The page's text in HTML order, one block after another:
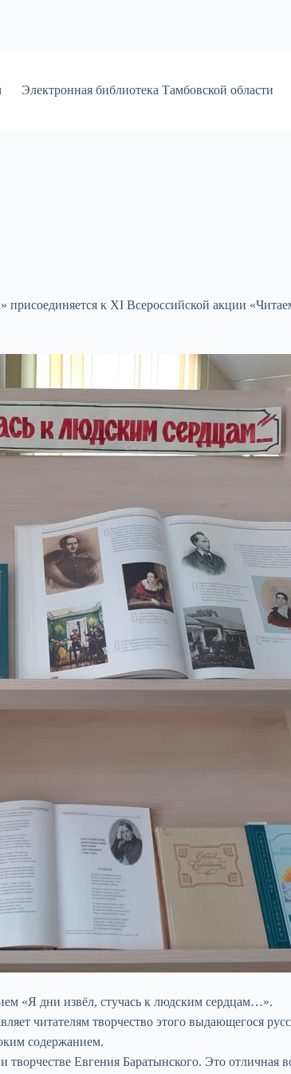
Электронная библиотека Тамбовской области
к XI Всероссийской акции
«Я дни извёл, стучась к людским сердцам…».
читателям творчество этого выдающегося
содержанием.
Евгения Баратынского. Это отличная